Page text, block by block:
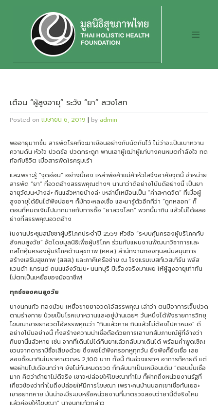
เตือน “ผู้สูงอายุ” ระวัง “ยา” ลวงโลก
Posted on เมษายน 6, 2019 | by admin
พออายุมากขึ้น สารพัดโรคก็จะมาเยือนอย่างกับนัดกันไว้ ไม่ว่าจะเป็นเบาหวาน
ความดัน หัวใจ ปวดข้อ ปวดกระดูก พานเอาผู้เฒ่าผู้แก่บางคนหมดกำลังใจ ทด
ท้อกับชีวิต เมื่อสารพัดโรครุมเร้า
และเพราะรู้ “จุดอ่อน” อย่างนี้เอง เหล่าพ่อค้าแม่ค้าหัวใสจึงอาศัยจุดนี้ จำหน่าย
สารพัด “ยา” ที่อวดอ้างสรรพคุณต่างๆ นานาว่าดีอย่างโน้นดีอย่างนี้ เป็นยา
อายุวัฒนะบ้างล่ะ กินแล้วหายบ้างล่ะ เหล่านี้เหมือนเป็น “คำสะกดจิต” ที่เมื่อผู้
สูงอายุได้ยินได้ฟังบ่อยๆ ก็มักจะหลงเชื่อ และมารู้ตัวอีกทีว่า “ถูกหลอก” ก็
ตอนที่หมดเงินไปมากมายกับการซื้อ “ยาลวงโลก” พวกนี้มากิน แล้วไม่ได้ผลอ
ย่างที่สรรพคุณอวดอ้าง
ในงานประชุมสมัชชาผู้บริโภคประจำปี 2559 หัวข้อ “ระบบคุ้มครองผู้บริโภคกับ
สังคมสูงวัย” จัดโดยมูลนิธิเพื่อผู้บริโภค ร่วมกับแผนงานพัฒนาวิชาการและ
กลไกคุ้มครองผู้บริโภคด้านสุขภาพ (คคส.) สำนักงานกองทุนสนับสนุนการ
สร้างเสริมสุขภาพ (สสส.) และภาคีเครือข่าย ณ โรงแรมเบสท์เวสเทิร์น พลัส
แวนด้า แกรนด์ ถนนแจ้งวัฒนะ นนทบุรี มีเรื่องจริงมาเผย ให้ผู้สูงอายุเท่าทัน
ไม่ตกเป็นเหยื่อของมิจฉาชีพ!
ทุกข์ของคนสูงวัย
นางนกแก้ว ทองม้วน เหยื่อขายยาอวดโอ้สรรพคุณ เล่าว่า ตนมีอาการเจ็บปวด
ตามร่างกาย ป่วยเป็นโรคเบาหวานและอยู่บ้านเฉยๆ วันหนึ่งได้ฟังรายการวิทยุ
โฆษณาขายยาอวดโอ้สรรพคุณว่า “กินแล้วหาย กินแล้วไม่ต้องไปหาหมอ” ดี
อย่างโน้นอย่างนี้ ทั้งสร้างความน่าเชื่อถือด้วยการเอาบทสัมภาษณ์ผู้ที่อ้างว่า
กินยานี้แล้วหาย เช่น จากที่เดินไม่ได้กินยาแล้วกลับมาเดินได้ พร้อมคำพูดเชิญ
ชวนจากดารามีชื่อเสียงด้วย ซึ่งพอได้ฟังกรอกหูทุกวัน ยิ่งฟังก็ยิ่งเชื่อ เลย
ลองซื้อมากินในราคาขวดละ 2,100 บาท ทั้งนี้ กินช่วงแรกๆ อาการก็หายดี แต่
พอผ่านไปเดือนกว่าๆ ยังไม่ทันหมดขวด ก็กลับมาเป็นเหมือนเดิม “ตอนนั้นเชื่อ
มาก คิดว่าถ้ายาไม่ดีจริง เขาจะปล่อยให้โฆษณาทำไม ก็ฝากถึงหน่วยงานรัฐที่
เกี่ยวข้องว่าทำไมถึงปล่อยให้มีการโฆษณา เพราะคนบ้านนอกเขาเชื่อกันเยอะ
เขาอยากหาย มันน่าจะมีระบบหรือหน่วยงานที่มาตรวจสอบว่ายานี้ดีจริงไหม
แล้วค่อยให้โฆษณา” นางนกแก้วกล่าว